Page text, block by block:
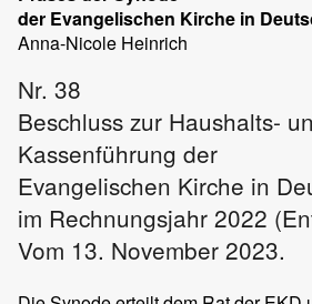
der Evangelischen Kirche in
Anna-Nicole Heinrich
Nr. 38
Beschluss zur Haushalts-
Kassenführung der
Evangelischen Kirche in
im Rechnungsjahr 2022
Vom 13. November 2023.